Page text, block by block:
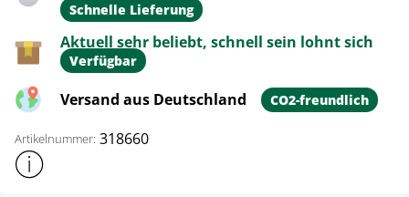
Schnelle Lieferung
Aktuell sehr beliebt, schnell sein lohnt sich
Verfügbar
Versand aus Deutschland CO2-freundlich
Artikelnummer: 318660
Weitere Produktinformationen anzeigen